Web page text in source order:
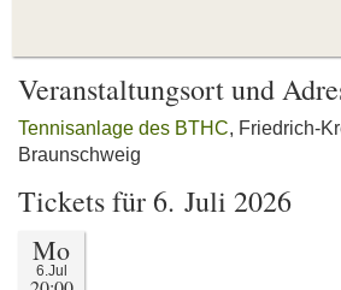
Veranstaltungsort und
Tennisanlage des BTHC, Friedrich-
Braunschweig
Tickets für 6. Juli 2026
Mo
6.Jul